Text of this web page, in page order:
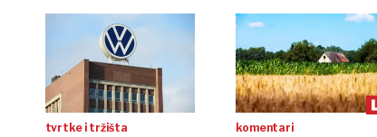
tvrtke i tržišta komentari